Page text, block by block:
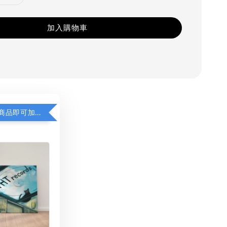
加入購物車
凡購買任一商品即可加購 THT 九週年 同一片天空 無框畫 30 x 30 cm 附掛勾 (黑膠封面大小）